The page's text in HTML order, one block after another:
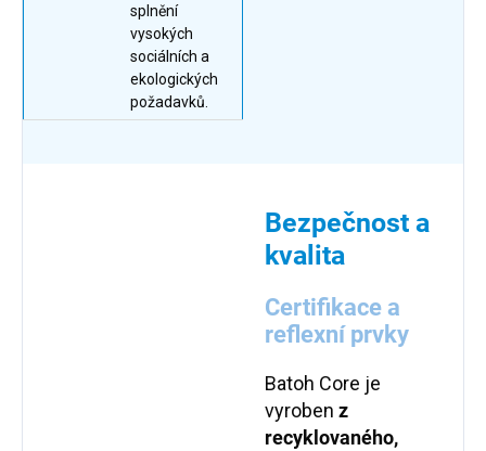
splnění
vysokých
sociálních a
ekologických
požadavků.
Bezpečnost a
kvalita
Certifikace a
reflexní prvky
Batoh Core je
vyroben z
recyklovaného,